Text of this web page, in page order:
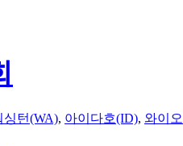
싱턴(WA), 아이다호(ID), 와이